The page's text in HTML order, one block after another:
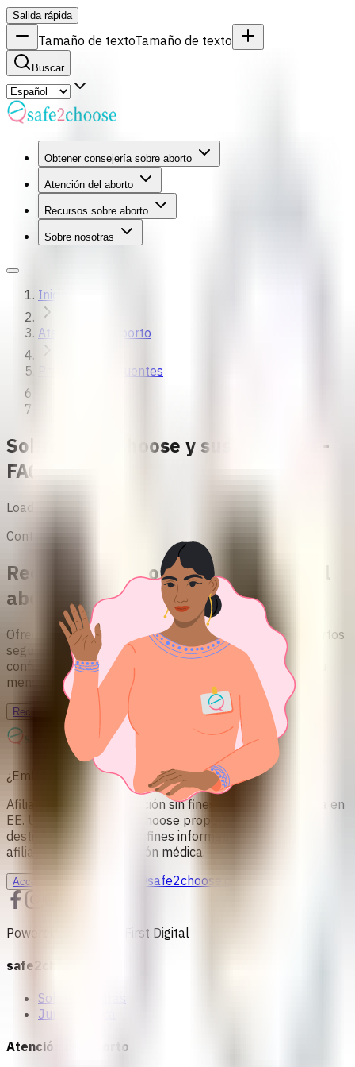
Salida rápida
Tamaño de textoTamaño de texto
Buscar
Obtener consejería sobre aborto
Atención del aborto
Recursos sobre aborto
Sobre nosotras
Inicio
Atención del aborto
Preguntas frecuentes
Sobre safe2choose y sus Servicios -
FAQ
Loading...
Contacto y apoyo
Recibe apoyo y orientación sobre el
aborto
Ofrecemos información basada en evidencia sobre abortos
seguros. Nuestro servicio de consejería es gratuito,
confidencial, seguro y sin juicios. ¡Estamos esperando tu
mensaje!
Recibe apoyo personalizado
¿Embarazo no deseado? Podemos apoyarte
Afiliados a una organización sin fines de lucro registrada en
EE. UU. 501c (3) safe2choose proporciona contenido
destinado únicamente a fines informativos y no está
afiliada a una organización médica.
Accede a Consejería info@safe2choose.org
Powered by Women First Digital
safe2choose
Sobre nosotras
Junta médica
Atención del aborto